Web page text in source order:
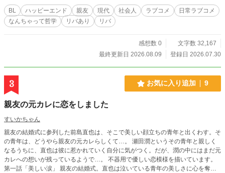
BL ハッピーエンド 親友 現代 社会人 ラブコメ
日常ラブコメ
なんちゃって哲学
リバあり リバ
感想数 0
文字数 32,167
最終更新日 2026.08.09
登録日 2026.07.30
3 お気に入り追加 9
親友の元カレに恋をしました
すいかちゃん
親友の結婚式に参列した前島直也は、そこで美しい顔立ちの青年と出くわす。そ
の青年は、どうやら親友の元カレらしくて…。 瀬田潤というその青年と親しく
なるうちに、直也は彼に惹かれていく自分に気がつく。だが、潤の中にはまだ元
カレへの想いが残っているようで…。 不器用で優しい恋模様を描いています。
第一話「美しい涙」 親友の結婚式。直也は泣いている青年の美しさに心を奪わ